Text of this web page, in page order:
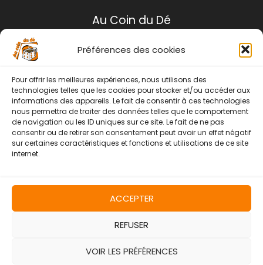
Préférences des cookies
Pour offrir les meilleures expériences, nous utilisons des
technologies telles que les cookies pour stocker et/ou accéder aux
informations des appareils. Le fait de consentir à ces technologies
nous permettra de traiter des données telles que le comportement
de navigation ou les ID uniques sur ce site. Le fait de ne pas
consentir ou de retirer son consentement peut avoir un effet négatif
sur certaines caractéristiques et fonctions et utilisations de ce site
internet.
ACCEPTER
REFUSER
VOIR LES PRÉFÉRENCES
Au Coin du Dé
Conditions générales de ventes
Politique de retour
Contact
Instagram Facebook